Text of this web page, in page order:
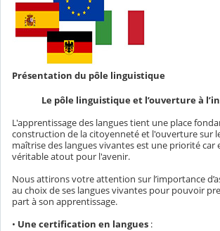
Présentation du pôle linguistique
Le pôle linguistique et l’ouverture à
L'apprentissage des langues tient une place
construction de la citoyenneté et l'ouverture sur
maîtrise des langues vivantes est une priorité car
véritable atout pour l'avenir.
Nous attirons votre attention sur l’importance
au choix de ses langues vivantes pour pouvoir
part à son apprentissage.
• Une certification en langues :